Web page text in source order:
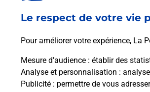
Le respect de votre vie
Pour améliorer votre expérience, La
Mesure d’audience : établir des
Analyse et personnalisation :
Publicité : permettre de vous